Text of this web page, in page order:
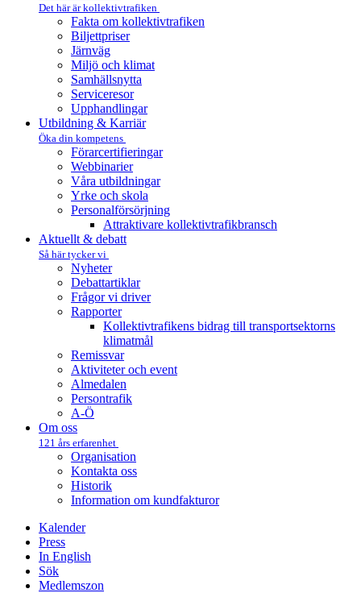
Det här är kollektivtrafiken
Fakta om kollektivtrafiken
Biljettpriser
Järnväg
Miljö och klimat
Samhällsnytta
Serviceresor
Upphandlingar
Utbildning & Karriär
Öka din kompetens
Förarcertifieringar
Webbinarier
Våra utbildningar
Yrke och skola
Personalförsörjning
Attraktivare kollektivtrafik­bransch
Aktuellt & debatt
Så här tycker vi
Nyheter
Debattartiklar
Frågor vi driver
Rapporter
Kollektivtrafikens bidrag till transportsektorns
klimatmål
Remissvar
Aktiviteter och event
Almedalen
Persontrafik
A-Ö
Om oss
121 års erfarenhet
Organisation
Kontakta oss
Historik
Information om kundfakturor
Kalender
Press
In English
Sök
Medlemszon